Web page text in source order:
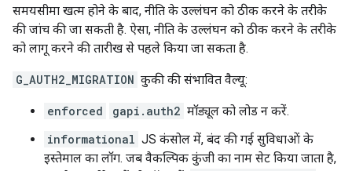
समयसीमा खत्म होने के बाद, नीति के उल्लंघन को ठीक करने के तरीके
की जांच की जा सकती है. ऐसा, नीति के उल्लंघन को ठीक करने के तरीके
को लागू करने की तारीख से पहले किया जा सकता है.
G_AUTH2_MIGRATION कुकी की संभावित वैल्यू:
enforced gapi.auth2 मॉड्यूल को लोड न करें.
informational JS कंसोल में, बंद की गई सुविधाओं के
इस्तेमाल का लॉग. जब वैकल्पिक कुंजी का नाम सेट किया जाता है,